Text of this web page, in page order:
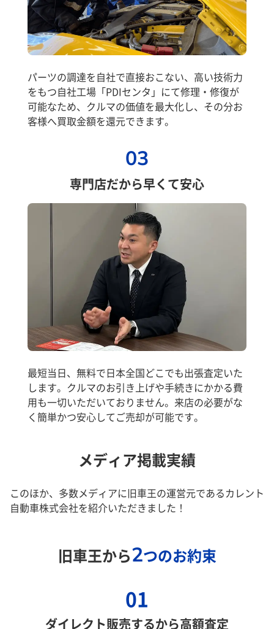
パーツの調達を自社で直接おこない、高い技術力
をもつ自社工場「PDIセンタ」にて修理・修復が
可能なため、クルマの価値を最大化し、その分お
客様へ買取金額を還元できます。
03
専門店だから早くて安心
最短当日、無料で日本全国どこでも出張査定いた
します。クルマのお引き上げや手続きにかかる費
用も一切いただいておりません。来店の必要がな
く簡単かつ安心してご売却が可能です。
メディア掲載実績
このほか、多数メディアに旧車王の運営元であるカレント
自動車株式会社を紹介いただきました！
旧車王から2つのお約束
01
ダイレクト販売するから高額査定